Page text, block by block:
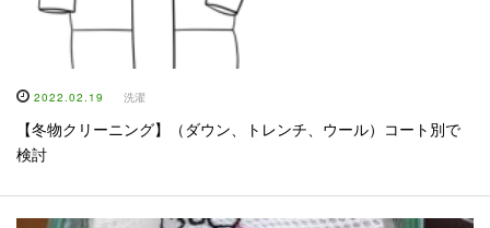
2022.02.19 洗濯
【冬物クリーニング】（ダウン、トレンチ、ウール）コート別で
検討